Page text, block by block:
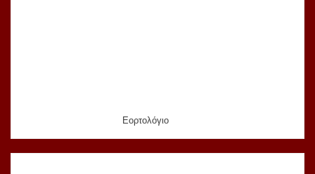
Εορτολόγιο